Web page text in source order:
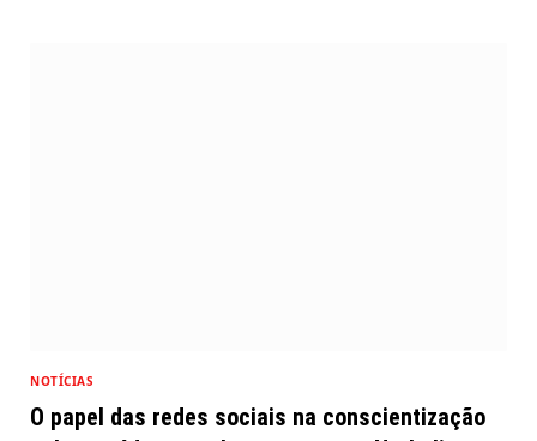
NOTÍCIAS
O papel das redes sociais na conscientização